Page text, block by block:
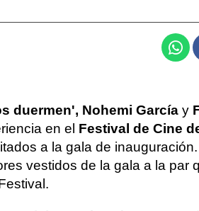
duermen', Nohemi García y
en el Festival de Cine
a la gala de
vestidos de la gala a la par